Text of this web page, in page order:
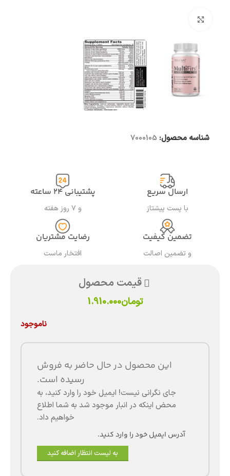
شناسه محصول: 7000105
ارسال سریع
با پست پیشتاز
پشتیبانی ۲۴ ساعته
و ۷ روز هفته
تضمین کیفیت
و تضمین اصالت
رضایت مشتریان
افتخار ماست
قیمت محصول
تومان1.910.000
ناموجود
این محصول در حال حاضر به فروش
رسیده است.
جای نگرانی نیست! ایمیل خود را وارد کنید، به
محض اینکه در انبار موجود شد به شما اطلاع
خواهیم داد.
به لیست انتظار اضافه کنید